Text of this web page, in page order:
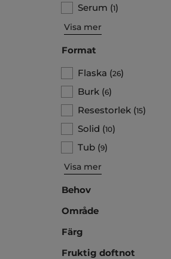
Serum (1)
Visa mer
Format
Flaska (26)
Burk (6)
Resestorlek (15)
Solid (10)
Tub (9)
Visa mer
Behov
Område
Färg
Fruktig doftnot